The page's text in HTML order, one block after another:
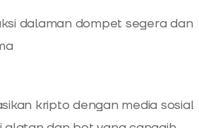
dalaman dompet segera dan
kripto dengan media sosial